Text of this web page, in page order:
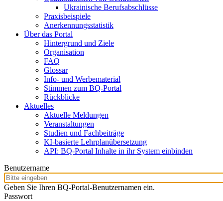
Ukrainische Berufsabschlüsse
Praxisbeispiele
Anerkennungsstatistik
Über das Portal
Hintergrund und Ziele
Organisation
FAQ
Glossar
Info- und Werbematerial
Stimmen zum BQ-Portal
Rückblicke
Aktuelles
Aktuelle Meldungen
Veranstaltungen
Studien und Fachbeiträge
KI-basierte Lehrplanübersetzung
API: BQ-Portal Inhalte in ihr System einbinden
Benutzername
Geben Sie Ihren BQ-Portal-Benutzernamen ein.
Passwort